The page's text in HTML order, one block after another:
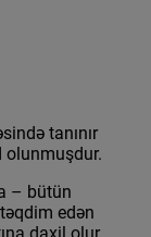
tanınır
olunmuşdur.
– bütün
edən